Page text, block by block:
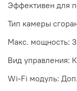
Эффективен для
Тип камеры
Макс. мощность:
Вид управления:
Wi-Fi модуль: